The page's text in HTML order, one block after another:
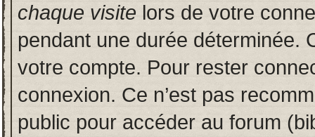
chaque visite lors de votre
pendant une durée déterminée.
votre compte. Pour rester
connexion. Ce n’est pas
public pour accéder au forum